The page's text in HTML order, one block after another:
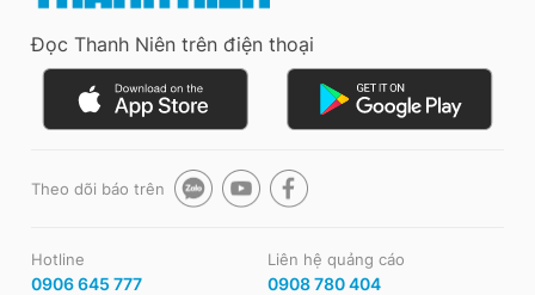
Đọc Thanh Niên trên điện thoại
Theo dõi báo trên
Hotline
0906 645 777
Liên hệ quảng cáo
0908 780 404